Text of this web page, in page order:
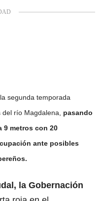
segunda temporada
río Magdalena, pasando
9 metros con 20
ante posibles
la Gobernación